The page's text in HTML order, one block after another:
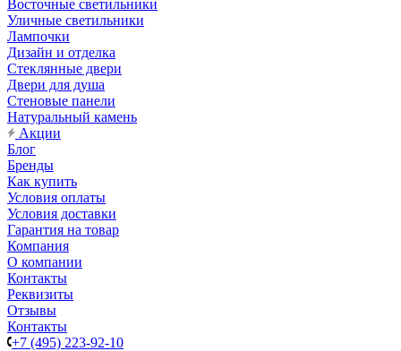
Восточные светильники
Уличные светильники
Лампочки
Дизайн и отделка
Стеклянные двери
Двери для душа
Стеновые панели
Натуральный камень
Акции
Блог
Бренды
Как купить
Условия оплаты
Условия доставки
Гарантия на товар
Компания
О компании
Контакты
Реквизиты
Отзывы
Контакты
+7 (495) 223-92-10